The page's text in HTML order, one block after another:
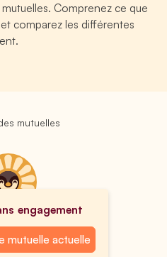
Comprenez ce que
comparez les différentes
mutuelles
engagement
mutuelle actuelle